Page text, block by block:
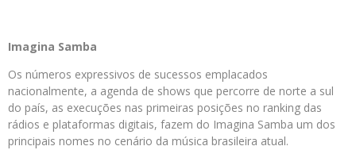
Imagina Samba
Os números expressivos de sucessos emplacados
nacionalmente, a agenda de shows que percorre de norte a sul
do país, as execuções nas primeiras posições no ranking das
rádios e plataformas digitais, fazem do Imagina Samba um dos
principais nomes no cenário da música brasileira atual.